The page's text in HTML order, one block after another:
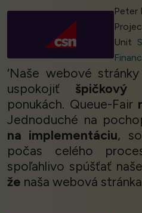
Peter
Unit
‘Naše webové
uspokojiť
ponukách. Queue-Fair
Jednoduché na
na implementáciu, so
počas celého
spoľahlivo spúšťať
že naša webová